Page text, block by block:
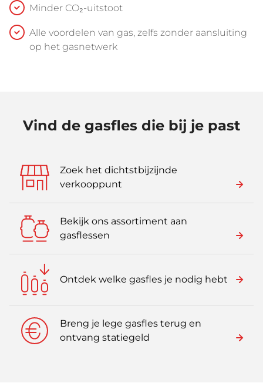
Minder CO₂-uitstoot
Alle voordelen van gas, zelfs zonder aansluiting
op het gasnetwerk
Vind de gasfles die bij je past
Zoek het dichtstbijzijnde
verkooppunt
Bekijk ons assortiment aan
gasflessen
Ontdek welke gasfles je nodig hebt
Breng je lege gasfles terug en
ontvang statiegeld